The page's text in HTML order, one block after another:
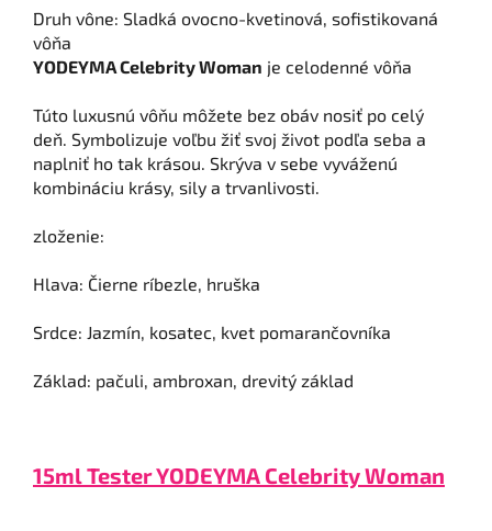
Druh vône: Sladká ovocno-kvetinová, sofistikovaná
vôňa
YODEYMA Celebrity Woman je celodenné vôňa
Túto luxusnú vôňu môžete bez obáv nosiť po celý
deň. Symbolizuje voľbu žiť svoj život podľa seba a
naplniť ho tak krásou. Skrýva v sebe vyváženú
kombináciu krásy, sily a trvanlivosti.
zloženie:
Hlava: Čierne ríbezle, hruška
Srdce: Jazmín, kosatec, kvet pomarančovníka
Základ: pačuli, ambroxan, drevitý základ
15ml Tester YODEYMA Celebrity Woman